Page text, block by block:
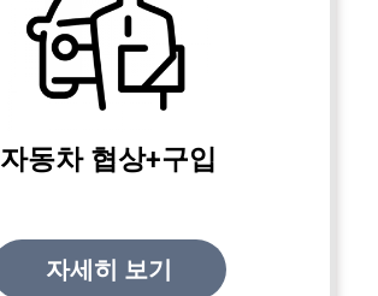
자동차 협상+구입
자세히 보기